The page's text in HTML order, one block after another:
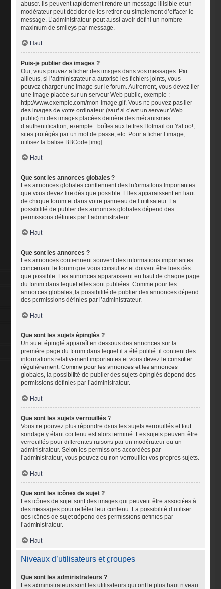
abuser. Ils peuvent rapidement rendre un message illisible et un
modérateur peut décider de les retirer ou simplement d’effacer le
message. L’administrateur peut aussi avoir défini un nombre
maximum de smileys par message.
Haut
Puis-je publier des images ?
Oui, vous pouvez afficher des images dans vos messages. Par
ailleurs, si l’administrateur a autorisé les fichiers joints, vous
pouvez charger une image sur le forum. Autrement, vous devez lier
une image placée sur un serveur Web public, exemple :
http://www.exemple.com/mon-image.gif. Vous ne pouvez pas lier
des images de votre ordinateur (sauf si c’est un serveur Web
public) ni des images placées derrière des mécanismes
d’authentification, exemple : boîtes aux lettres Hotmail ou Yahoo!,
sites protégés par un mot de passe, etc. Pour afficher l’image,
utilisez la balise BBCode [img].
Haut
Que sont les annonces globales ?
Les annonces globales contiennent des informations importantes
que vous devez lire dès que possible. Elles apparaissent en haut
de chaque forum et dans votre panneau de l’utilisateur. La
possibilité de publier des annonces globales dépend des
permissions définies par l’administrateur.
Haut
Que sont les annonces ?
Les annonces contiennent souvent des informations importantes
concernant le forum que vous consultez et doivent être lues dès
que possible. Les annonces apparaissent en haut de chaque page
du forum dans lequel elles sont publiées. Comme pour les
annonces globales, la possibilité de publier des annonces dépend
des permissions définies par l’administrateur.
Haut
Que sont les sujets épinglés ?
Un sujet épinglé apparaît en dessous des annonces sur la
première page du forum dans lequel il a été publié. il contient des
informations relativement importantes et vous devez le consulter
régulièrement. Comme pour les annonces et les annonces
globales, la possibilité de publier des sujets épinglés dépend des
permissions définies par l’administrateur.
Haut
Que sont les sujets verrouillés ?
Vous ne pouvez plus répondre dans les sujets verrouillés et tout
sondage y étant contenu est alors terminé. Les sujets peuvent être
verrouillés pour différentes raisons par un modérateur ou un
administrateur. Selon les permissions accordées par
l’administrateur, vous pouvez ou non verrouiller vos propres sujets.
Haut
Que sont les icônes de sujet ?
Les icônes de sujet sont des images qui peuvent être associées à
des messages pour refléter leur contenu. La possibilité d’utiliser
des icônes de sujet dépend des permissions définies par
l’administrateur.
Haut
Niveaux d’utilisateurs et groupes
Que sont les administrateurs ?
Les administrateurs sont les utilisateurs qui ont le plus haut niveau